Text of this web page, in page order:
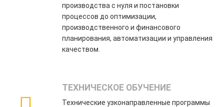
производства с нуля и постановки
процессов до оптимизации,
производственного и финансового
планирования, автоматизации и управления
качеством.
ТЕХНИЧЕСКОЕ ОБУЧЕНИЕ
Технические узконаправленные программы